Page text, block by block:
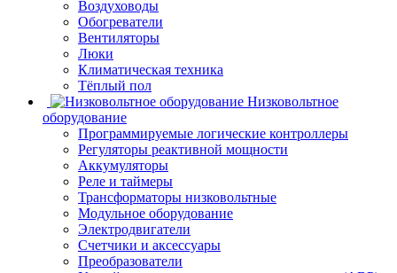
Воздуховоды
Обогреватели
Вентиляторы
Люки
Климатическая техника
Тёплый пол
Низковольтное
оборудование
Программируемые логические контроллеры
Регуляторы реактивной мощности
Аккумуляторы
Реле и таймеры
Трансформаторы низковольтные
Модульное оборудование
Электродвигатели
Счетчики и аксессуары
Преобразователи